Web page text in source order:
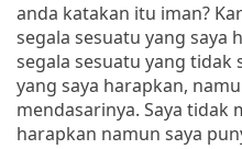
anda katakan itu iman?
segala sesuatu yang saya
segala sesuatu yang tidak
yang saya harapkan,
mendasarinya. Saya tidak
harapkan namun saya